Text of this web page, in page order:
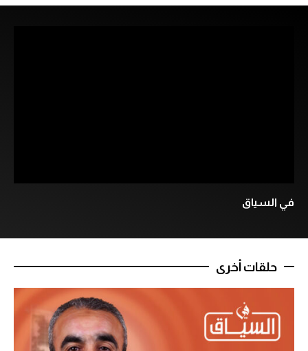
في السياق
حلقات أخرى